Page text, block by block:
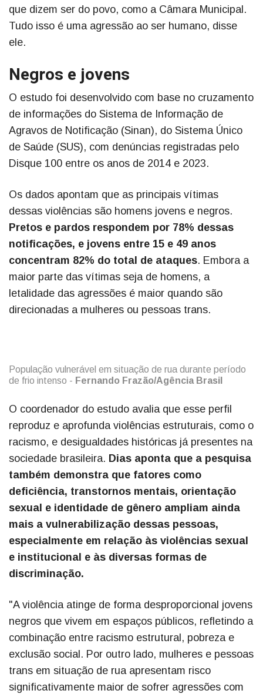
que dizem ser do povo, como a Câmara Municipal.
Tudo isso é uma agressão ao ser humano, disse
ele.
Negros e jovens
O estudo foi desenvolvido com base no cruzamento
de informações do Sistema de Informação de
Agravos de Notificação (Sinan), do Sistema Único
de Saúde (SUS), com denúncias registradas pelo
Disque 100 entre os anos de 2014 e 2023.
Os dados apontam que as principais vítimas
dessas violências são homens jovens e negros.
Pretos e pardos respondem por 78% dessas
notificações, e jovens entre 15 e 49 anos
concentram 82% do total de ataques. Embora a
maior parte das vítimas seja de homens, a
letalidade das agressões é maior quando são
direcionadas a mulheres ou pessoas trans.
População vulnerável em situação de rua durante período
de frio intenso - Fernando Frazão/Agência Brasil
O coordenador do estudo avalia que esse perfil
reproduz e aprofunda violências estruturais, como o
racismo, e desigualdades históricas já presentes na
sociedade brasileira. Dias aponta que a pesquisa
também demonstra que fatores como
deficiência, transtornos mentais, orientação
sexual e identidade de gênero ampliam ainda
mais a vulnerabilização dessas pessoas,
especialmente em relação às violências sexual
e institucional e às diversas formas de
discriminação.
"A violência atinge de forma desproporcional jovens
negros que vivem em espaços públicos, refletindo a
combinação entre racismo estrutural, pobreza e
exclusão social. Por outro lado, mulheres e pessoas
trans em situação de rua apresentam risco
significativamente maior de sofrer agressões com